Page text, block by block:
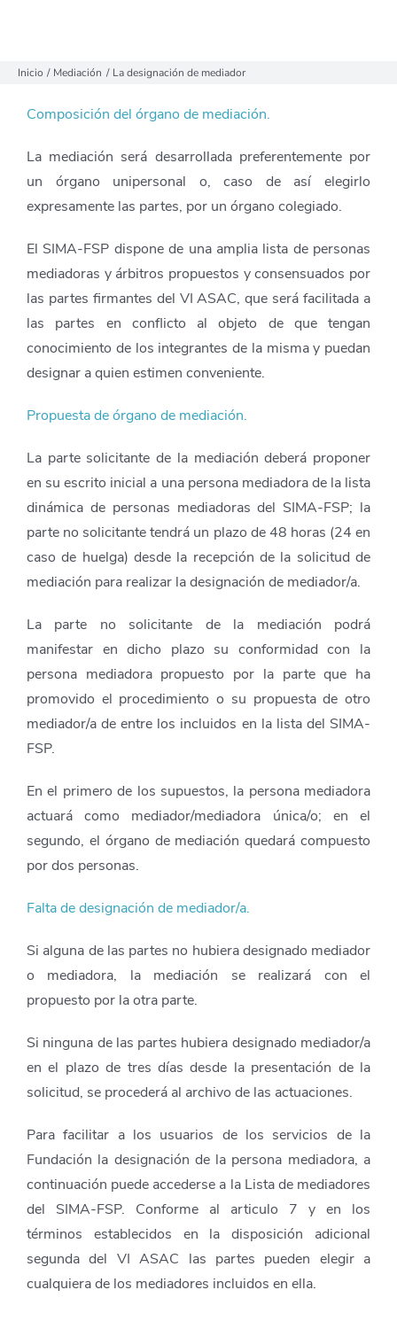
Inicio Mediación La designación de mediador
Composición del órgano de mediación.
La mediación será desarrollada preferentemente por
un órgano unipersonal o, caso de así elegirlo
expresamente las partes, por un órgano colegiado.
El SIMA-FSP dispone de una amplia lista de personas
mediadoras y árbitros propuestos y consensuados por
las partes firmantes del VI ASAC, que será facilitada a
las partes en conflicto al objeto de que tengan
conocimiento de los integrantes de la misma y puedan
designar a quien estimen conveniente.
Propuesta de órgano de mediación.
La parte solicitante de la mediación deberá proponer
en su escrito inicial a una persona mediadora de la lista
dinámica de personas mediadoras del SIMA-FSP; la
parte no solicitante tendrá un plazo de 48 horas (24 en
caso de huelga) desde la recepción de la solicitud de
mediación para realizar la designación de mediador/a.
La parte no solicitante de la mediación podrá
manifestar en dicho plazo su conformidad con la
persona mediadora propuesto por la parte que ha
promovido el procedimiento o su propuesta de otro
mediador/a de entre los incluidos en la lista del SIMA-
FSP.
En el primero de los supuestos, la persona mediadora
actuará como mediador/mediadora única/o; en el
segundo, el órgano de mediación quedará compuesto
por dos personas.
Falta de designación de mediador/a.
Si alguna de las partes no hubiera designado mediador
o mediadora, la mediación se realizará con el
propuesto por la otra parte.
Si ninguna de las partes hubiera designado mediador/a
en el plazo de tres días desde la presentación de la
solicitud, se procederá al archivo de las actuaciones.
Para facilitar a los usuarios de los servicios de la
Fundación la designación de la persona mediadora, a
continuación puede accederse a la Lista de mediadores
del SIMA-FSP. Conforme al articulo 7 y en los
términos establecidos en la disposición adicional
segunda del VI ASAC las partes pueden elegir a
cualquiera de los mediadores incluidos en ella.